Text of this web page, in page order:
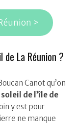
>
La Réunion ?
Canot qu’on
de l’île de
y est pour
ne manque